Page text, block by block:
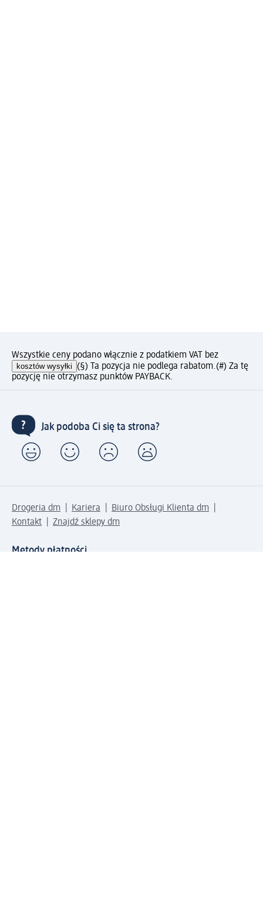
Wszystkie ceny podano włącznie z podatkiem VAT bez
kosztów wysyłki (§) Ta pozycja nie podlega rabatom.(#) Za tę
pozycję nie otrzymasz punktów PAYBACK.
Jak podoba Ci się ta strona?
Drogeria dm Kariera
Biuro Obsługi Klienta dm
Kontakt
Znajdź sklepy dm
Metody płatności